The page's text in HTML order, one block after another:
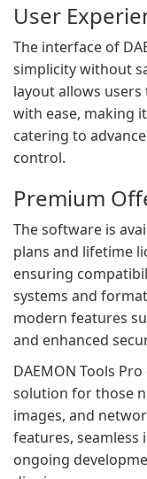
User
The interface of
simplicity without
layout allows
with ease, making
catering to
control.
Premium
The software is
plans and lifetime
ensuring
systems and
modern features
and enhanced
DAEMON Tools
solution for those
images, and
features,
ongoing